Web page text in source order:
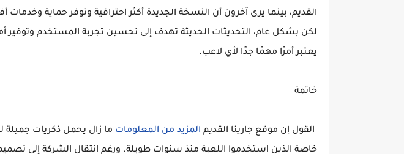
القديم، بينما يرى آخرون أن النسخة الجديدة أكثر احترافية وتوفر حماية وخدمات
لكن بشكل عام، التحديثات الحديثة تهدف إلى تحسين تجربة المستخدم وتوفير
يعتبر أمرًا مهمًا جدًا لأي لاعب.
خاتمة
القول إن موقع جارينا القديم المزيد من المعلومات
خاصة الذين استخدموا اللعبة منذ سنوات طويلة. ورغم انتقال الشركة إلى تصميم